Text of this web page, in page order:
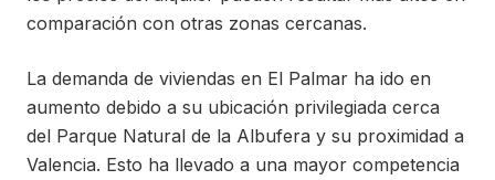
comparación con otras zonas cercanas.
La demanda de viviendas en El Palmar ha ido en
aumento debido a su ubicación privilegiada cerca
del Parque Natural de la Albufera y su proximidad a
Valencia. Esto ha llevado a una mayor competencia